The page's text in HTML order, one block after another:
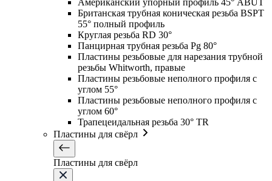
Американский упорный профиль 45° ABUT
Британская трубная коническая резьба BSPT
55° полный профиль
Круглая резьба RD 30°
Панцирная трубная резьба Pg 80°
Пластины резьбовые для нарезания трубной
резьбы Whitworth, правые
Пластины резьбовые неполного профиля с
углом 55°
Пластины резьбовые неполного профиля с
углом 60°
Трапецеидальная резьба 30° TR
Пластины для свёрл
Пластины для свёрл